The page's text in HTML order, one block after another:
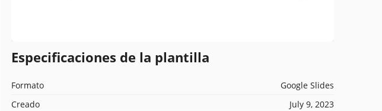
Especificaciones de la plantilla
Formato
Google Slides
Creado
July 9, 2023